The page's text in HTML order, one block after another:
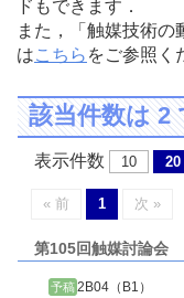
ドもできます．
また，「触媒技術
はこちら をご参照く
該当件数は 2
表示件数 10 20
« 前 1 次 »
第105回触媒討論会
予稿 2B04（B1）